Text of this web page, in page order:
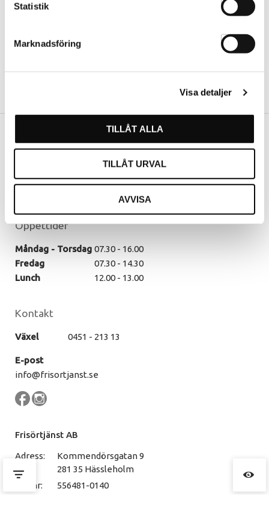
Statistik
Marknadsföring
Visa detaljer
TILLÅT ALLA
TILLÅT URVAL
AVVISA
Vår butik
Kommendörsgatan 9
Öppettider
Måndag - Torsdag 07.30 - 16.00
Fredag
07.30 - 14.30
Lunch
12.00 - 13.00
Kontakt
Växel 0451 - 213 13
E-post
info@frisortjanst.se
Frisörtjänst AB
Adress:
Kommendörsgatan 9
281 35 Hässleholm
Org.nr:
556481-0140